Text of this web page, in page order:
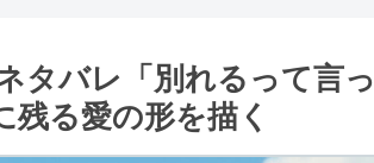
タバレ「別れるって言っ
る愛の形を描く